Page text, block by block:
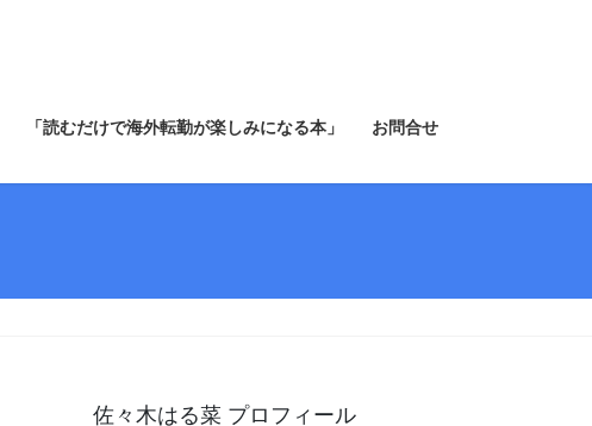
「読むだけで海外転勤が楽しみになる本」 お問合せ
佐々木はる菜 プロフィール